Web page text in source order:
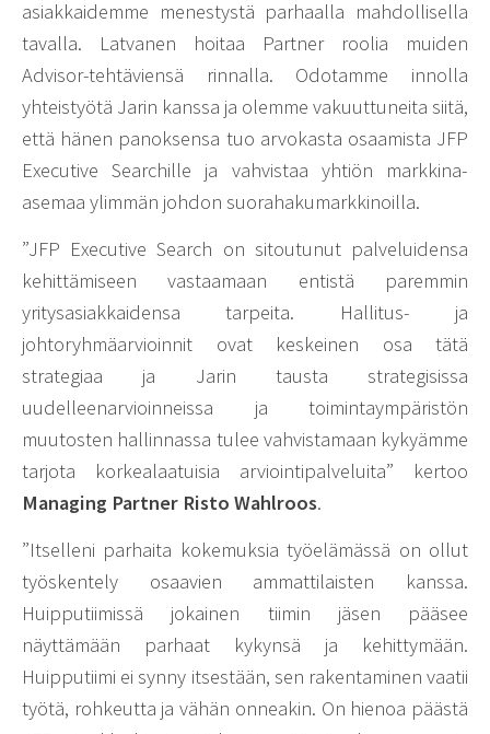
asiakkaidemme menestystä parhaalla mahdollisella
tavalla. Latvanen hoitaa Partner roolia muiden
Advisor-tehtäviensä rinnalla. Odotamme innolla
yhteistyötä Jarin kanssa ja olemme vakuuttuneita siitä,
että hänen panoksensa tuo arvokasta osaamista JFP
Executive Searchille ja vahvistaa yhtiön markkina-
asemaa ylimmän johdon suorahakumarkkinoilla.
”JFP Executive Search on sitoutunut palveluidensa
kehittämiseen vastaamaan entistä paremmin
yritysasiakkaidensa tarpeita. Hallitus- ja
johtoryhmäarvioinnit ovat keskeinen osa tätä
strategiaa ja Jarin tausta strategisissa
uudelleenarvioinneissa ja toimintaympäristön
muutosten hallinnassa tulee vahvistamaan kykyämme
tarjota korkealaatuisia arviointipalveluita” kertoo
Managing Partner Risto Wahlroos.
”Itselleni parhaita kokemuksia työelämässä on ollut
työskentely osaavien ammattilaisten kanssa.
Huipputiimissä jokainen tiimin jäsen pääsee
näyttämään parhaat kykynsä ja kehittymään.
Huipputiimi ei synny itsestään, sen rakentaminen vaatii
työtä, rohkeutta ja vähän onneakin. On hienoa päästä